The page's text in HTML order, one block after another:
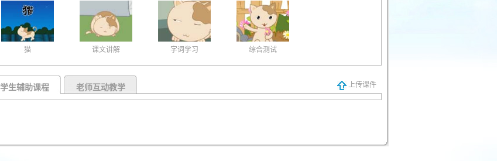
猫 课文讲解 字词学习 综合测试
学生辅助课程 老师互动教学 上传课件